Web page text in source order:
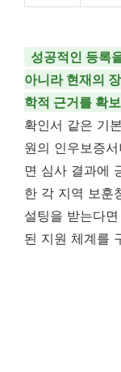
성공적인 등록
아니라 현재의
학적 근거를 확
확인서 같은 기
원의 인우보증
면 심사 결과에
한 각 지역 보훈
설팅을 받는다
된 지원 체계를